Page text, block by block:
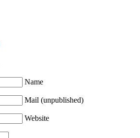
Name
Mail (unpublished)
Website